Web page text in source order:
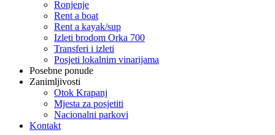
Ronjenje
Rent a boat
Rent a kayak/sup
Izleti brodom Orka 700
Transferi i izleti
Posjeti lokalnim vinarijama
Posebne ponude
Zanimljivosti
Otok Krapanj
Mjesta za posjetiti
Nacionalni parkovi
Kontakt